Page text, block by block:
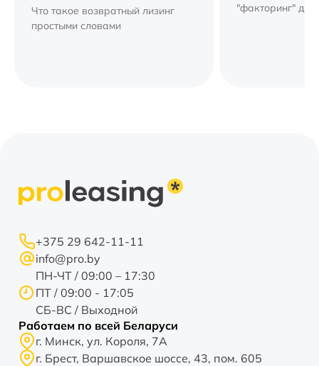
Что такое возвратный лизинг
простыми словами
"факторинг" для
+375 29 642-11-11
info@pro.by
ПН-ЧТ / 09:00 – 17:30
ПТ / 09:00 - 17:05
СБ-ВС / Выходной
Работаем по всей Беларуси
г. Минск, ул. Короля, 7А
г. Брест, Варшавское шоссе, 43, пом. 605